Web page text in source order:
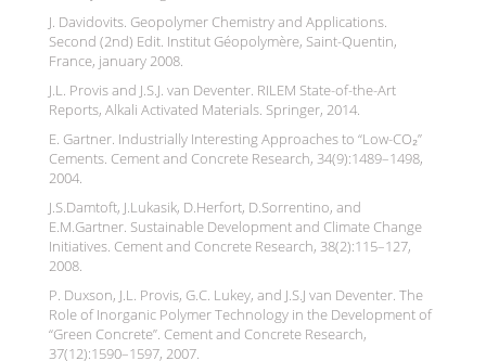
J. Davidovits. Geopolymer Chemistry and Applications.
Second (2nd) Edit. Institut Géopolymère, Saint-Quentin,
France, january 2008.
J.L. Provis and J.S.J. van Deventer. RILEM State-of-the-Art
Reports, Alkali Activated Materials. Springer, 2014.
E. Gartner. Industrially Interesting Approaches to “Low-CO₂”
Cements. Cement and Concrete Research, 34(9):1489–1498,
2004.
J.S.Damtoft, J.Lukasik, D.Herfort, D.Sorrentino, and
E.M.Gartner. Sustainable Development and Climate Change
Initiatives. Cement and Concrete Research, 38(2):115–127,
2008.
P. Duxson, J.L. Provis, G.C. Lukey, and J.S.J van Deventer. The
Role of Inorganic Polymer Technology in the Development of
“Green Concrete”. Cement and Concrete Research,
37(12):1590–1597, 2007.